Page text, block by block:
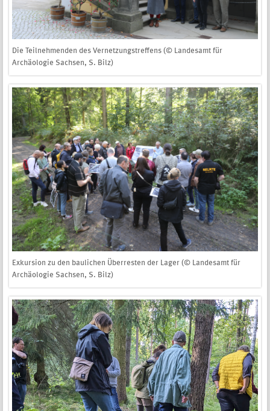
Die Teilnehmenden des Vernetzungstreffens (© Landesamt für
Archäologie Sachsen, S. Bilz)
Exkursion zu den baulichen Überresten der Lager (© Landesamt für
Archäologie Sachsen, S. Bilz)